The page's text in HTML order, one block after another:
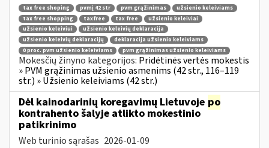
tax free shoping pvmį 42 str pvm grąžinimas
užsienio keleiviams
tax free shopping
taxfree tax free
užsienio keleiviai
užsienio keleiviui
užsienio keleivių deklaracija
užsienio keleivių deklaracijų
deklaracija užsienio keleiviams
0 proc. pvm užsienio keleiviams
pvm grąžinimas užsienio keleiviams
Mokesčių žinyno kategorijos: Pridėtinės vertės mokestis
» PVM grąžinimas užsienio asmenims (42 str., 116–119
str.) » Užsienio keleiviams (42 str.)
Dėl kainodarinių koregavimų Lietuvoje po
kontrahento šalyje atlikto mokestinio
patikrinimo
Web turinio sąrašas 2026-01-09